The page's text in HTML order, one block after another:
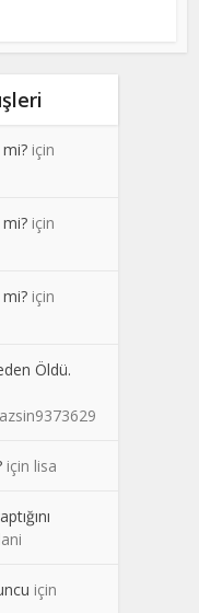
için
için
için
Öldü.
için lisa
için